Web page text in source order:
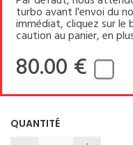
turbo avant l'envoi du
immédiat, cliquez sur
caution au panier, en
80.00 €
QUANTITÉ